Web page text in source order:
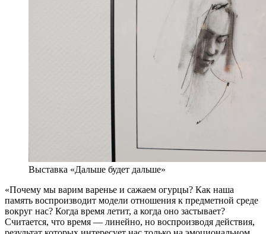
Выставка «Дальше будет дальше»
«Почему мы варим варенье и сажаем огурцы? Как наша
память воспроизводит модели отношения к предметной среде
вокруг нас? Когда время летит, а когда оно застывает?
Считается, что время — линейно, но воспроизводя действия,